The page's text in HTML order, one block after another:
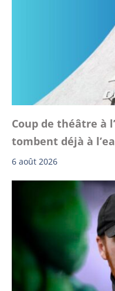
Coup de théâtre à
tombent déjà à
6 août 2026